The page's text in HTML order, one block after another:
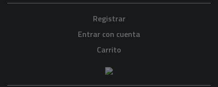
Registrar
Entrar con cuenta
Carrito